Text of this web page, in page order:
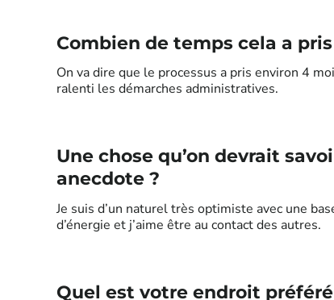
Combien de temps cela a pris
On va dire que le processus a pris environ 4
ralenti les démarches administratives.
Une chose qu’on devrait
anecdote ?
Je suis d’un naturel très optimiste avec une
d’énergie et j’aime être au contact des autres.
Quel est votre endroit préféré